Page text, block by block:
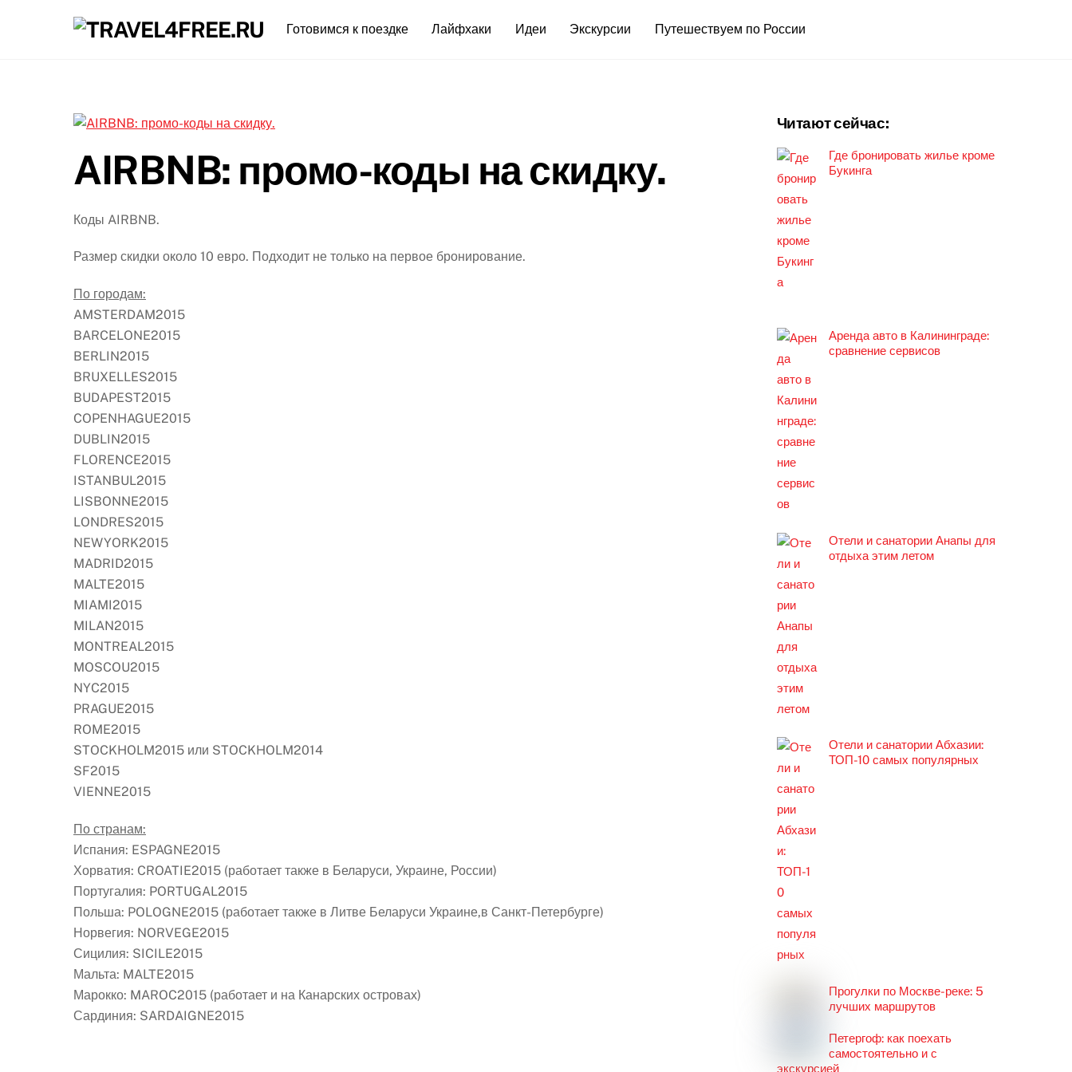
Готовимся к поездке Лайфхаки Идеи Экскурсии Путешествуем по России
AIRBNB: промо-коды на скидку.
Коды AIRBNB.
Размер скидки около 10 евро. Подходит не только на первое бронирование.
По городам:
AMSTERDAM2015
BARCELONE2015
BERLIN2015
BRUXELLES2015
BUDAPEST2015
COPENHAGUE2015
DUBLIN2015
FLORENCE2015
ISTANBUL2015
LISBONNE2015
LONDRES2015
NEWYORK2015
MADRID2015
MALTE2015
MIAMI2015
MILAN2015
MONTREAL2015
MOSCOU2015
NYC2015
PRAGUE2015
ROME2015
STOCKHOLM2015 или STOCKHOLM2014
SF2015
VIENNE2015
По странам:
Испания: ESPAGNE2015
Хорватия: CROATIE2015 (работает также в Беларуси, Украине, России)
Португалия: PORTUGAL2015
Польша: POLOGNE2015 (работает также в Литве Беларуси Украине,в Санкт-Петербурге)
Норвегия: NORVEGE2015
Сицилия: SICILE2015
Мальта: MALTE2015
Марокко: MAROC2015 (работает и на Канарских островах)
Сардиния: SARDAIGNE2015
Читают сейчас:
Где бронировать жилье кроме
Букинга
Аренда авто в Калининграде:
сравнение сервисов
Отели и санатории Анапы для
отдыха этим летом
Отели и санатории Абхазии:
ТОП-10 самых популярных
Прогулки по Москве-реке: 5
лучших маршрутов
Петергоф: как поехать
самостоятельно и с
экскурсией